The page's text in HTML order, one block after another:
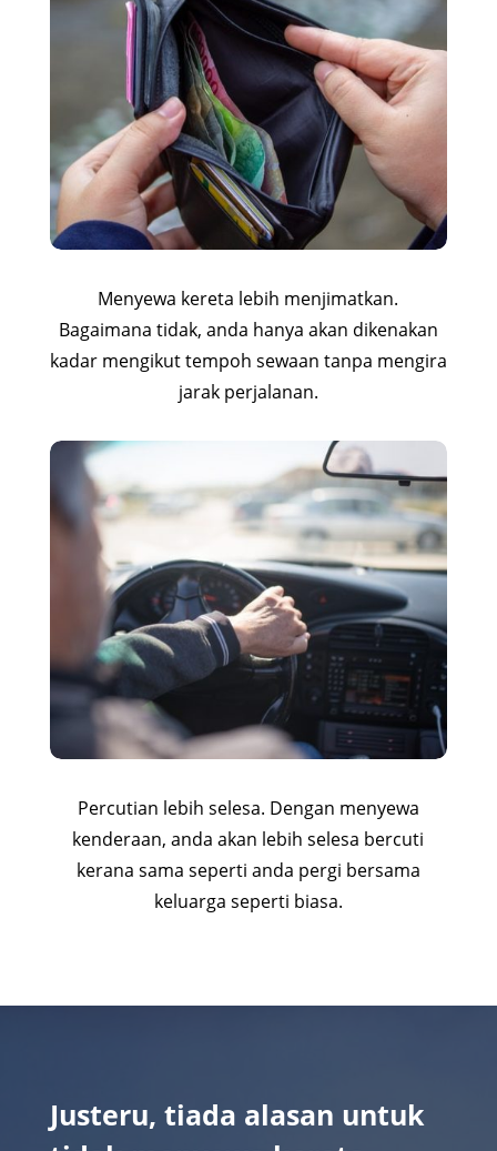
Menyewa kereta lebih menjimatkan.
Bagaimana tidak, anda hanya akan dikenakan
kadar mengikut tempoh sewaan tanpa mengira
jarak perjalanan.
Percutian lebih selesa. Dengan menyewa
kenderaan, anda akan lebih selesa bercuti
kerana sama seperti anda pergi bersama
keluarga seperti biasa.
Justeru, tiada alasan untuk